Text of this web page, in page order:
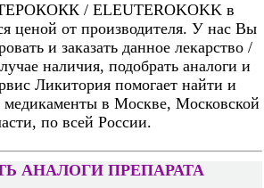
/ ELEUTEROKOKK в
ценой от производителя. У нас Вы
и заказать данное лекарство /
наличия, подобрать аналоги и
Ликитория помогает найти и
в Москве, Московской
по всей России.
АНАЛОГИ ПРЕПАРАТА